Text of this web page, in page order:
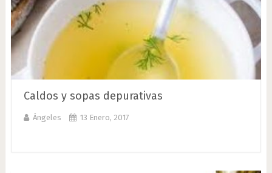
Caldos y sopas depurativas
Ángeles 13 Enero, 2017